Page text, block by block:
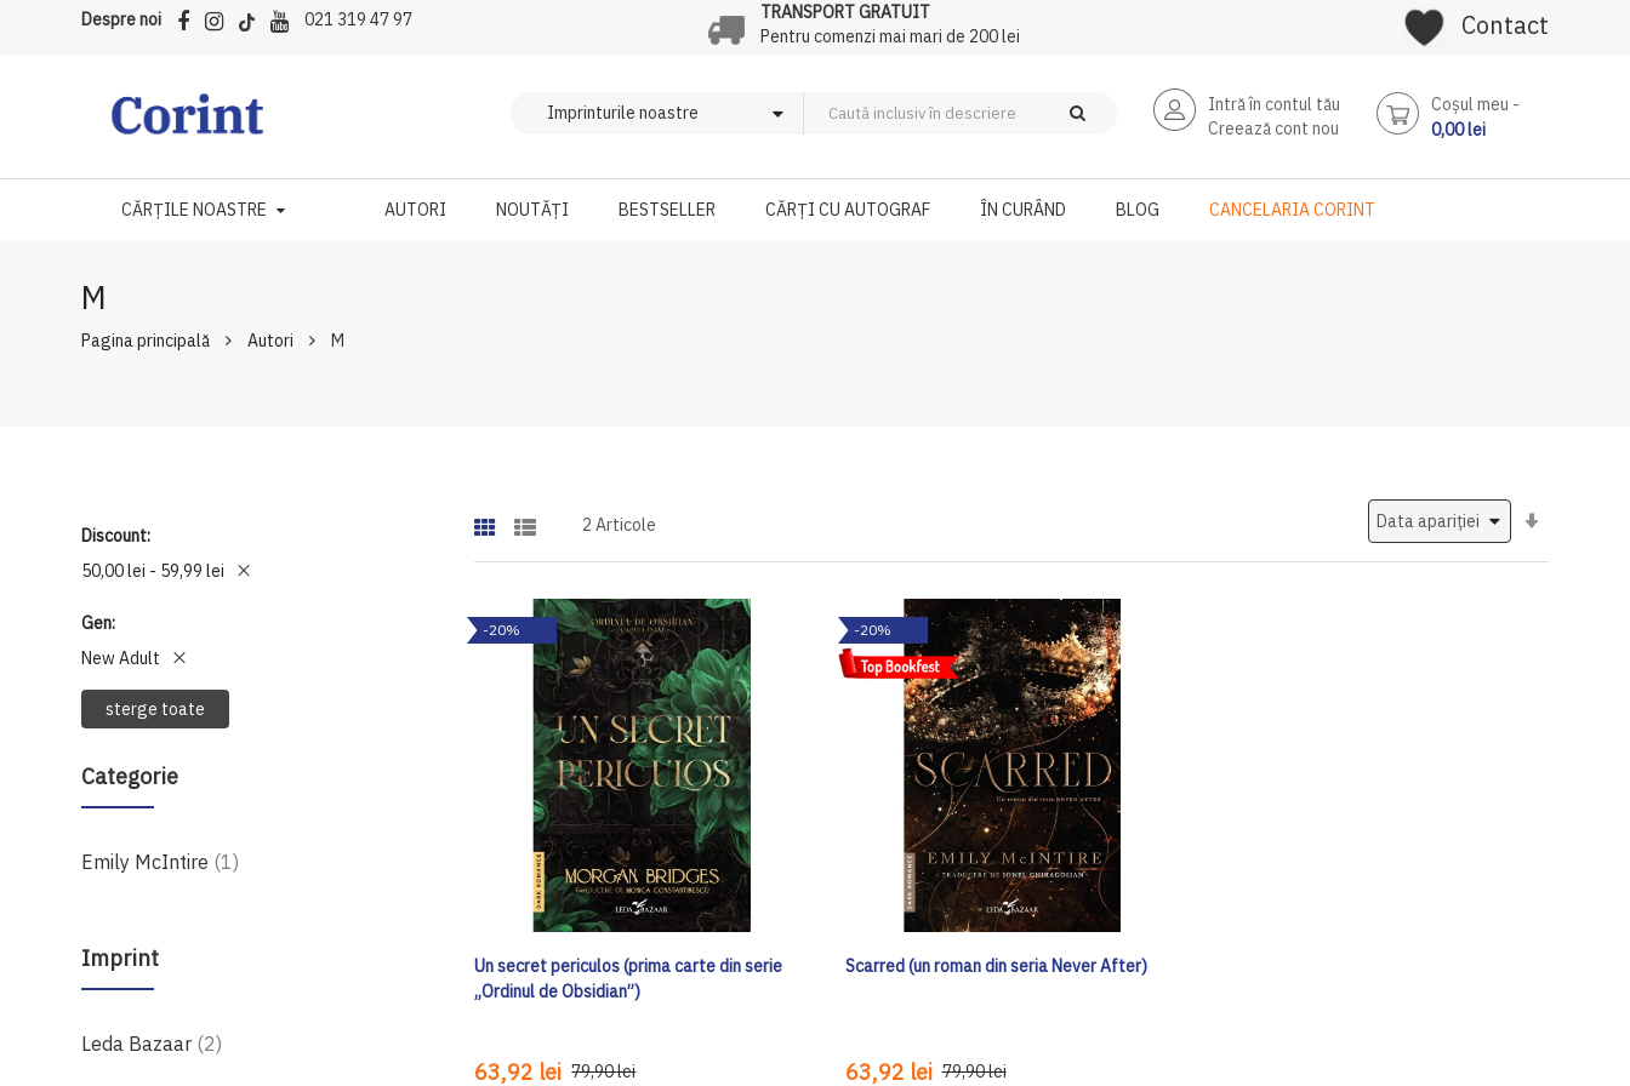
Despre noi 021 319 47 97
TRANSPORT GRATUIT
Pentru comenzi mai mari de 200 lei
Contact
Intră în contul tău
Creează cont nou
Coşul meu
0,00 lei
CĂRȚILE NOASTRE AUTORI NOUTĂȚI BESTSELLER CĂRȚI CU AUTOGRAF ÎN CURÂND BLOG CANCELARIA CORINT
M
Pagina principală Autori M
Discount
50,00 lei - 59,99 lei
Gen
New Adult
sterge toate
Categorie
Emily McIntire 1produs
Imprint
Leda Bazaar 2produse
2 Articole
-20%
Un secret periculos (prima carte din serie
„Ordinul de Obsidian”)
63,92 lei 79,90 lei
-20%
Scarred (un roman din seria Never After)
63,92 lei 79,90 lei